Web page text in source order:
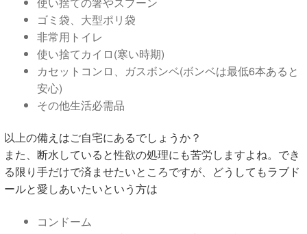
ゴミ袋、大型ポリ袋
非常用トイレ
使い捨てカイロ(寒い時期)
カセットコンロ、ガスボンベ(ボンベは最低6本あると
安心)
その他生活必需品
以上の備えはご自宅にあるでしょうか？
また、断水していると性欲の処理にも苦労しますよね。でき
る限り手だけで済ませたいところですが、どうしてもラブド
ールと愛しあいたいという方は
コンドーム